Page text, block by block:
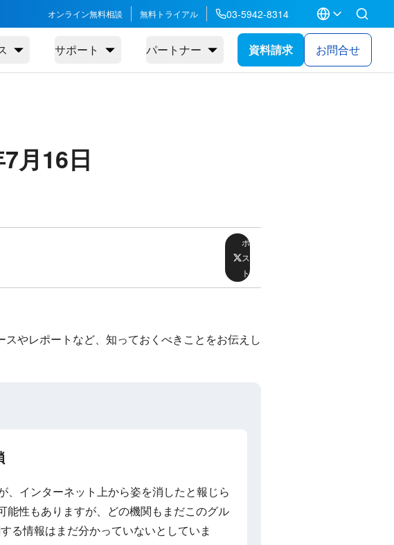
オンライン無料相談 無料トライアル 03-5942-8314
サポート パートナー 資料請求 お問合せ
月16日
ポ
ス
ト
やレポートなど、知っておくべきことをお伝えし
インターネット上から姿を消したと報じら
性もありますが、どの機関もまだこのグル
る情報はまだ分かっていないとしていま